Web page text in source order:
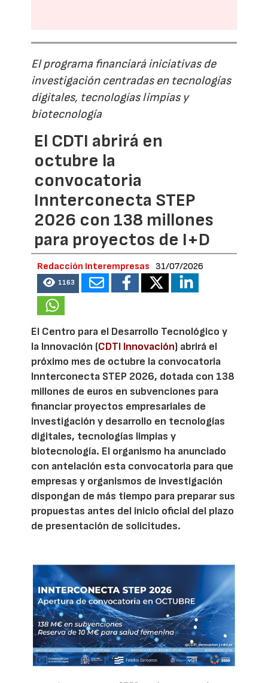
El programa financiará iniciativas de
investigación centradas en tecnologías
digitales, tecnologías limpias y
biotecnología
El CDTI abrirá en
octubre la
convocatoria
Innterconecta STEP
2026 con 138 millones
para proyectos de I+D
Redacción Interempresas 31/07/2026
1163
El Centro para el Desarrollo Tecnológico y
la Innovación (CDTI Innovación) abrirá el
próximo mes de octubre la convocatoria
Innterconecta STEP 2026, dotada con 138
millones de euros en subvenciones para
financiar proyectos empresariales de
investigación y desarrollo en tecnologías
digitales, tecnologías limpias y
biotecnología. El organismo ha anunciado
con antelación esta convocatoria para que
empresas y organismos de investigación
dispongan de más tiempo para preparar sus
propuestas antes del inicio oficial del plazo
de presentación de solicitudes.